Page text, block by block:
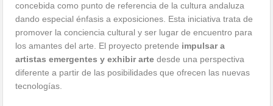
concebida como punto de referencia de la cultura andaluza
dando especial énfasis a exposiciones. Esta iniciativa trata de
promover la conciencia cultural y ser lugar de encuentro para
los amantes del arte. El proyecto pretende impulsar a
artistas emergentes y exhibir arte desde una perspectiva
diferente a partir de las posibilidades que ofrecen las nuevas
tecnologías.